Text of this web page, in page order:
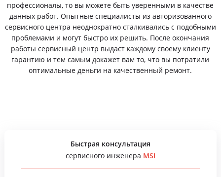
профессионалы, то вы можете быть уверенными в качестве
данных работ. Опытные специалисты из авторизованного
сервисного центра неоднократно сталкивались с подобными
проблемами и могут быстро их решить. После окончания
работы сервисный центр выдаст каждому своему клиенту
гарантию и тем самым докажет вам то, что вы потратили
оптимальные деньги на качественный ремонт.
Быстрая консультация
сервисного инженера MSI